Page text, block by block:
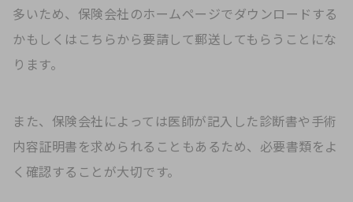
多いため、保険会社のホームページでダウンロードする
かもしくはこちらから要請して郵送してもらうことにな
ります。
また、保険会社によっては医師が記入した診断書や手術
内容証明書を求められることもあるため、必要書類をよ
く確認することが大切です。